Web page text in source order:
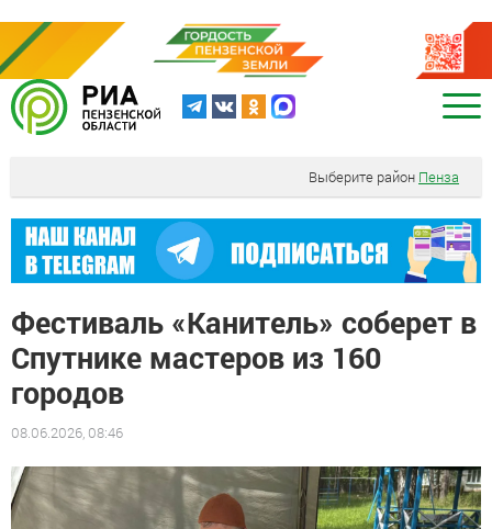
Выберите район Пенза
Фестиваль «Канитель» соберет в
Спутнике мастеров из 160
городов
08.06.2026, 08:46